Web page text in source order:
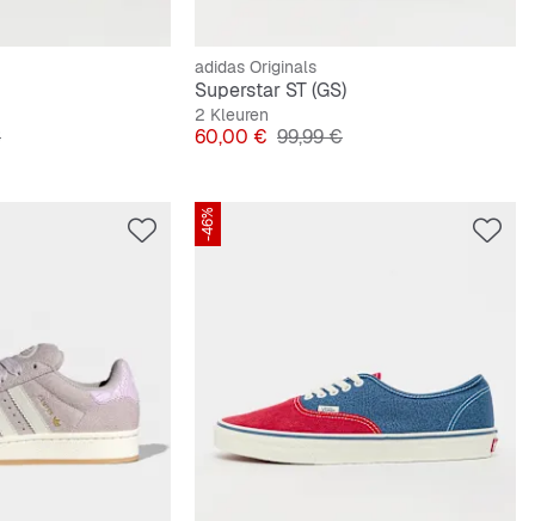
Prijs
adidas Originals
Superstar ST (GS)
2 Kleuren
Prijs
60,00 € Originele Prijs
99,99 €
-46%